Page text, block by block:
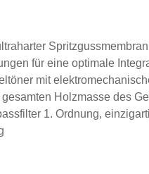
für eine optimale
mit
Holzmasse des
1. Ordnung,